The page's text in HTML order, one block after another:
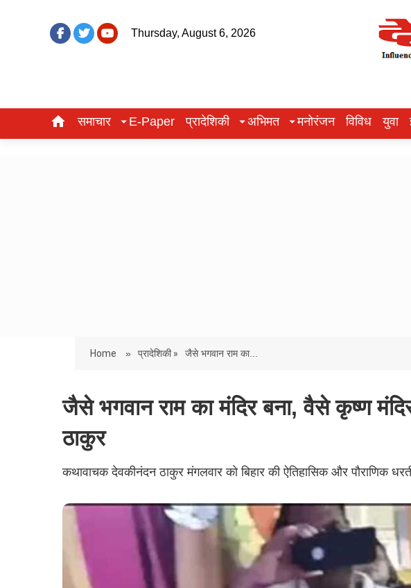
Thursday, August 6, 2026
समाचार E-Paper प्रादेशिकी अभिमत मनोरंजन विविध युवा
Home » प्रादेशिकी » जैसे भगवान राम का...
जैसे भगवान राम का मंदिर बना, वैसे कृष्ण
ठाकुर
कथावाचक देवकीनंदन ठाकुर मंगलवार को बिहार की ऐतिहासिक और पौराणिक